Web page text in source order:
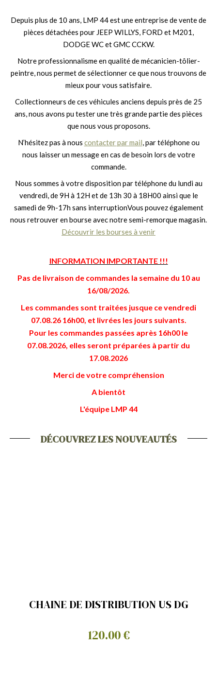
Depuis plus de 10 ans, LMP 44 est une entreprise de vente de
pièces détachées pour JEEP WILLYS, FORD et M201,
DODGE WC et GMC CCKW.
Notre professionnalisme en qualité de mécanicien-tôlier-
peintre, nous permet de sélectionner ce que nous trouvons de
mieux pour vous satisfaire.
Collectionneurs de ces véhicules anciens depuis près de 25
ans, nous avons pu tester une très grande partie des pièces
que nous vous proposons.
N’hésitez pas à nous contacter par mail, par téléphone ou
nous laisser un message en cas de besoin lors de votre
commande.
Nous sommes à votre disposition par téléphone du lundi au
vendredi, de 9H à 12H et de 13h 30 à 18H00 ainsi que le
samedi de 9h-17h sans interruptionVous pouvez également
nous retrouver en bourse avec notre semi-remorque magasin.
Découvrir les bourses à venir
INFORMATION IMPORTANTE !!!
Pas de livraison de commandes la semaine du 10 au
16/08/2026.
Les commandes sont traitées jusque ce vendredi
07.08.26 16h00, et livrées les jours suivants.
Pour les commandes passées après 16h00 le
07.08.2026, elles seront préparées à partir du
17.08.2026
Merci de votre compréhension
A bientôt
L'équipe LMP 44
DÉCOUVREZ LES NOUVEAUTÉS
CHAINE DE DISTRIBUTION US DG
120.00 €